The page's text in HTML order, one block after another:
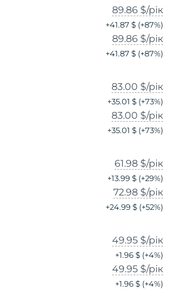
89.86 $/рік
+41.87 $ (+87%)
89.86 $/рік
+41.87 $ (+87%)
83.00 $/рік
+35.01 $ (+73%)
83.00 $/рік
+35.01 $ (+73%)
61.98 $/рік
+13.99 $ (+29%)
72.98 $/рік
+24.99 $ (+52%)
49.95 $/рік
+1.96 $ (+4%)
49.95 $/рік
+1.96 $ (+4%)